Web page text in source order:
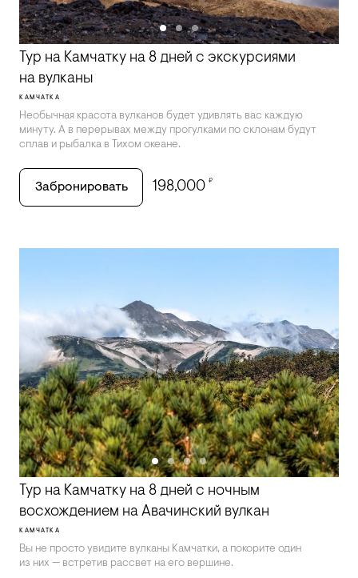
Тур на Камчатку на 8 дней с экскурсиями
на вулканы
КАМЧАТКА
Необычная красота вулканов будет удивлять вас каждую
минуту. А в перерывах между прогулками по склонам будут
сплав и рыбалка в Тихом океане.
Забронировать 198,000 ₽
Тур на Камчатку на 8 дней с ночным
восхождением на Авачинский вулкан
КАМЧАТКА
Вы не просто увидите вулканы Камчатки, а покорите один
из них — встретив рассвет на его вершине.